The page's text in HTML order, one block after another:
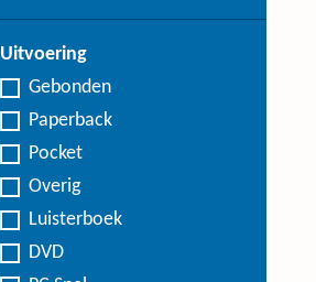
Uitvoering
Gebonden
Paperback
Pocket
Overig
Luisterboek
DVD